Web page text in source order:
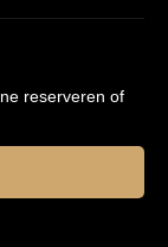
reserveren of